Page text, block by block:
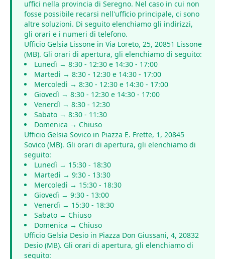
uffici nella provincia di Seregno. Nel caso in cui non
fosse possibile recarsi nell'ufficio principale, ci sono
altre soluzioni. Di seguito elenchiamo gli indirizzi,
gli orari e i numeri di telefono.
Ufficio Gelsia Lissone in Via Loreto, 25, 20851 Lissone
(MB). Gli orari di apertura, gli elenchiamo di seguito:
Lunedì → 8:30 - 12:30 e 14:30 - 17:00
Martedì → 8:30 - 12:30 e 14:30 - 17:00
Mercoledì → 8:30 - 12:30 e 14:30 - 17:00
Giovedì → 8:30 - 12:30 e 14:30 - 17:00
Venerdì → 8:30 - 12:30
Sabato → 8:30 - 11:30
Domenica → Chiuso
Ufficio Gelsia Sovico in Piazza E. Frette, 1, 20845
Sovico (MB). Gli orari di apertura, gli elenchiamo di
seguito:
Lunedì → 15:30 - 18:30
Martedì → 9:30 - 13:30
Mercoledì → 15:30 - 18:30
Giovedì → 9:30 - 13:00
Venerdì → 15:30 - 18:30
Sabato → Chiuso
Domenica → Chiuso
Ufficio Gelsia Desio in Piazza Don Giussani, 4, 20832
Desio (MB). Gli orari di apertura, gli elenchiamo di
seguito: